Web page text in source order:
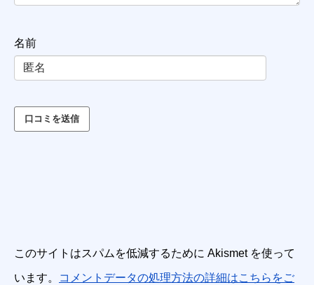
名前
このサイトはスパムを低減するために Akismet を使って
います。 コメントデータの処理方法の詳細はこちらをご